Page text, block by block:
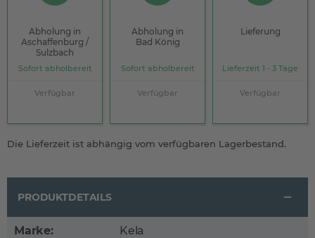
Abholung in
Aschaffenburg /
Sulzbach
Sofort abholbereit
Verfügbar
Abholung in
Bad König
Sofort abholbereit
Verfügbar
Lieferung
Lieferzeit 1 - 3 Tage
Verfügbar
Die Lieferzeit ist abhängig vom verfügbaren Lagerbestand.
PRODUKTDETAILS
Marke: Kela